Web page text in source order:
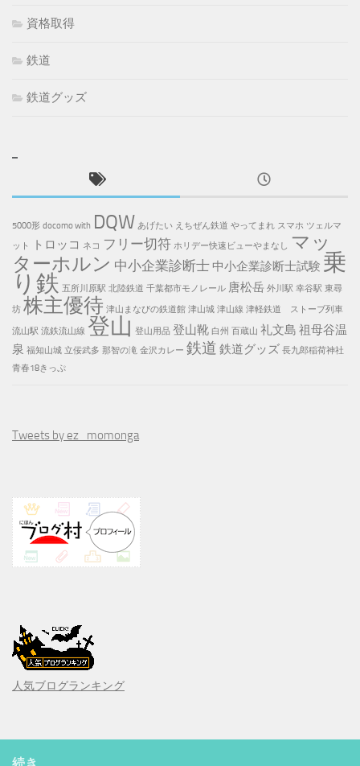
資格取得
鉄道
鉄道グッズ
5000形 docomo with DQW あげたい えちぜん鉄道 やってまれ スマホ ツェルマ
ット
トロッコ ネコ フリー切符 ホリデー快速ビューやまなし マッ
ターホルン 中小企業診断士 中小企業診断士試験 乗
り鉄 五所川原駅 北陸鉄道 千葉都市モノレール 唐松岳 外川駅 幸谷駅 東尋
坊 株主優待 津山まなびの鉄道館 津山城 津山線 津軽鉄道 ストーブ列車
流山駅 流鉄流山線 登山 登山用品 登山靴 白州 百蔵山 礼文島 祖母谷温
泉 福知山城 立佞武多 那智の滝 金沢カレー 鉄道 鉄道グッズ 長九郎稲荷神社
青春18きっぷ
Tweets by ez_momonga
人気ブログランキング